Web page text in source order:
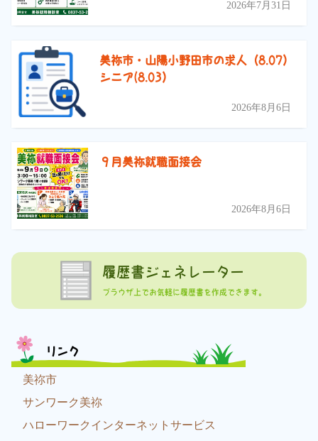
2026年7月31日
美祢市・山陽小野田市の求人（8.07）
シニア(8.03）
2026年8月6日
９月美祢就職面接会
2026年8月6日
履歴書ジェネレーター
ブラウザ上でお気軽に履歴書を作成できます。
リンク
美祢市
サンワーク美祢
ハローワークインターネットサービス